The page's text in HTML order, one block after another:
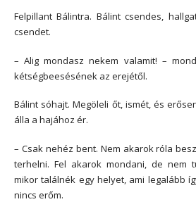
Felpillant Bálintra. Bálint csendes,
csendet.
– Alig mondasz nekem valamit! –
kétségbeesésének az erejétől.
Bálint sóhajt. Megöleli őt, ismét, és
álla a hajához ér.
– Csak nehéz bent. Nem akarok róla
terhelni. Fel akarok mondani, de nem
mikor találnék egy helyet, ami legalább
nincs erőm.